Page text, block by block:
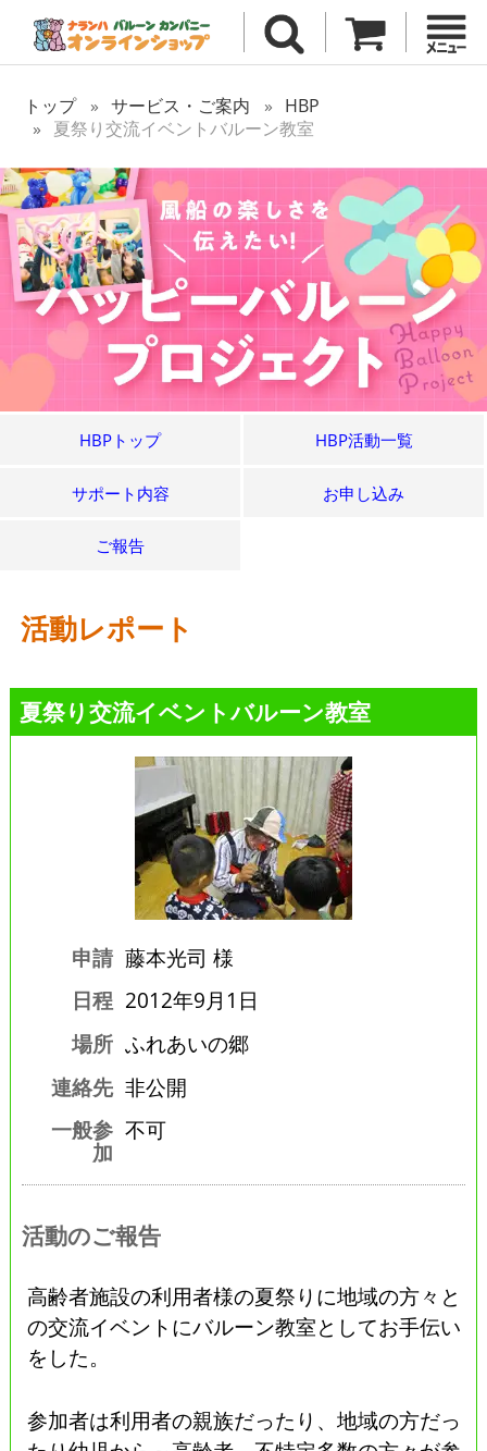
トップ サービス・ご案内
HBP
夏祭り交流イベントバルーン教室
HBPトップ HBP活動一覧
サポート内容 お申し込み
ご報告
活動レポート
夏祭り交流イベントバルーン教室
申請 藤本光司 様
日程 2012年9月1日
場所 ふれあいの郷
連絡先 非公開
一般参
加
不可
活動のご報告
高齢者施設の利用者様の夏祭りに地域の方々と
の交流イベントにバルーン教室としてお手伝い
をした。
参加者は利用者の親族だったり、地域の方だっ